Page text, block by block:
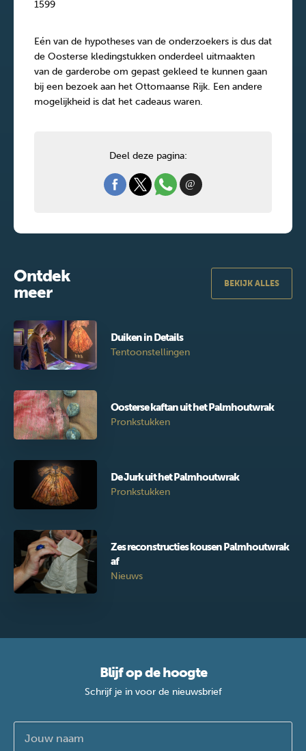
1599
Eén van de hypotheses van de onderzoekers is dus dat
de Oosterse kledingstukken onderdeel uitmaakten
van de garderobe om gepast gekleed te kunnen gaan
bij een bezoek aan het Ottomaanse Rijk. Een andere
mogelijkheid is dat het cadeaus waren.
Deel deze pagina:
Ontdek
meer
BEKIJK ALLES
Duiken in Details
Tentoonstellingen
Oosterse kaftan uit het Palmhoutwrak
Pronkstukken
De Jurk uit het Palmhoutwrak
Pronkstukken
Zes reconstructies kousen Palmhoutwrak
af
Nieuws
Blijf op de hoogte
Schrijf je in voor de nieuwsbrief